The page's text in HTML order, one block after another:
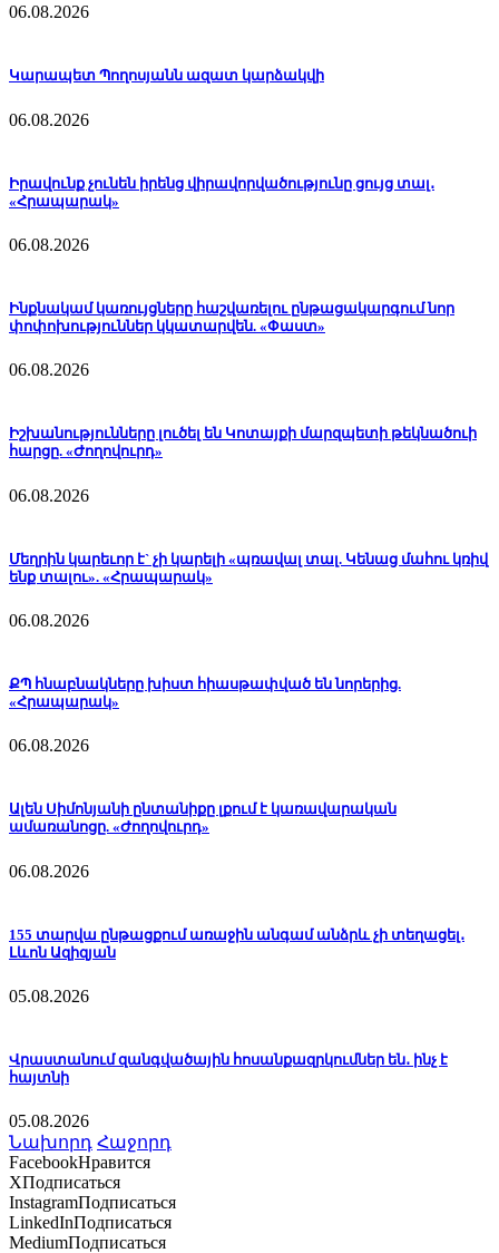
06.08.2026
Կարապետ Պողոսյանն ազատ կարձակվի
06.08.2026
Իրավունք չունեն իրենց վիրավորվածությունը ցույց տալ․
«Հրապարակ»
06.08.2026
Ինքնակամ կառույցները հաշվառելու ընթացակարգում նոր
փոփոխություններ կկատարվեն. «Փաստ»
06.08.2026
Իշխանությունները լուծել են Կոտայքի մարզպետի թեկնածուի
հարցը. «Ժողովուրդ»
06.08.2026
Մեղրին կարեւոր է` չի կարելի «պռավալ տալ. Կենաց մահու կռիվ
ենք տալու». «Հրապարակ»
06.08.2026
ՔՊ հնաբնակները խիստ հիասթափված են նորերից.
«Հրապարակ»
06.08.2026
Ալեն Սիմոնյանի ընտանիքը լքում է կառավարական
ամառանոցը. «Ժողովուրդ»
06.08.2026
155 տարվա ընթացքում առաջին անգամ անձրև չի տեղացել․
Լևոն Ազիզյան
05.08.2026
Վրաստանում զանգվածային հոսանքազրկումներ են․ ինչ է
հայտնի
05.08.2026
Նախորդ Հաջորդ
FacebookНравится
XПодписаться
InstagramПодписаться
LinkedInПодписаться
MediumПодписаться